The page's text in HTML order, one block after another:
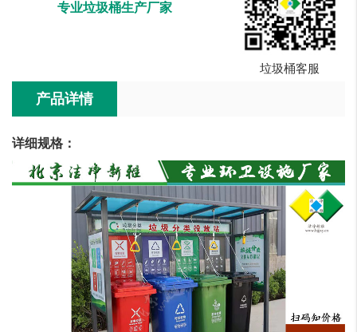
专业垃圾桶生产厂家
垃圾桶客服
产品详情
详细规格：